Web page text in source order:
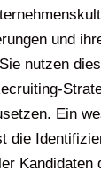
und
nutzen
Ein
die
Kandidaten